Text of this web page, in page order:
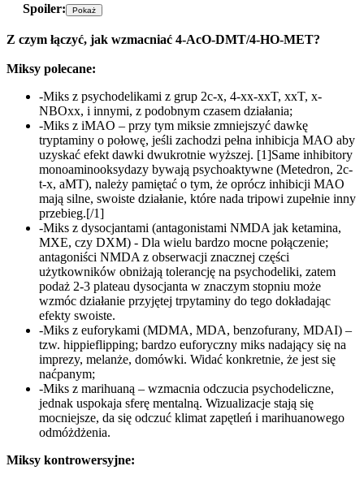
Spoiler:
Z czym łączyć, jak wzmacniać 4-AcO-DMT/4-HO-MET?
Miksy polecane:
-Miks z psychodelikami z grup 2c-x, 4-xx-xxT, xxT, x-
NBOxx, i innymi, z podobnym czasem działania;
-Miks z iMAO – przy tym miksie zmniejszyć dawkę
tryptaminy o połowę, jeśli zachodzi pełna inhibicja MAO aby
uzyskać efekt dawki dwukrotnie wyższej. [1]Same inhibitory
monoaminooksydazy bywają psychoaktywne (Metedron, 2c-
t-x, aMT), należy pamiętać o tym, że oprócz inhibicji MAO
mają silne, swoiste działanie, które nada tripowi zupełnie inny
przebieg.[/1]
-Miks z dysocjantami (antagonistami NMDA jak ketamina,
MXE, czy DXM) - Dla wielu bardzo mocne połączenie;
antagoniści NMDA z obserwacji znacznej części
użytkowników obniżają tolerancję na psychodeliki, zatem
podaż 2-3 plateau dysocjanta w znaczym stopniu może
wzmóc działanie przyjętej trpytaminy do tego dokładając
efekty swoiste.
-Miks z euforykami (MDMA, MDA, benzofurany, MDAI) –
tzw. hippieflipping; bardzo euforyczny miks nadający się na
imprezy, melanże, domówki. Widać konkretnie, że jest się
naćpanym;
-Miks z marihuaną – wzmacnia odczucia psychodeliczne,
jednak uspokaja sferę mentalną. Wizualizacje stają się
mocniejsze, da się odczuć klimat zapętleń i marihuanowego
odmóżdżenia.
Miksy kontrowersyjne: